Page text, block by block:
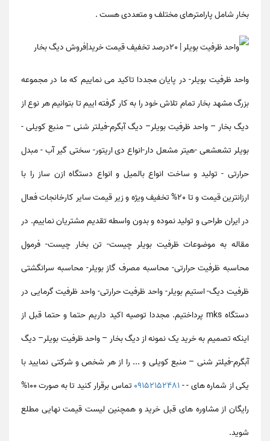
بخار شامل پارامترهای مختلف و متعددی هست .
واحد ظرفیت بویلر- در پایان مجددا تاکید می نماییم که ما در مجموعه
بزرگ مشهد بخار تمام تلاش خود را به کار گرفته اییم تا بتوانیم هر نوع از
دیگ بخار – واحد ظرفیت بویلر– دیگ آبگرم-فیلتر شنی – منبع کویلی -
بویلر تشعشعی -هیتر مشعل دار-انواع دی اریتور- سختی گیر آب - مبدل
حرارتی - تولید و ساخت انواع بالمیل و انواع دستگاه ازن ساز را با
ارزانترین قیمت و تا 20% تخفیف ویژه و زیر قیمت سایر کارخانجات فعال
در ایران طراحی و تولید نموده و بدون واسطه تقدیم مشتریان نماییم. در
مقاله به موضوعاتظرفیت بویلر چیست- تن بخار چیست- فرمول
محاسبه ظرفیت حرارتی- محاسبه مصرف گاز بویلر- محاسبه سرانگشتی
ظرفیت دیگ- استیم بویلر- واحد ظرفیت حرارتی- واحد ظرفیت گرمایی در
دستگاهmks پرداختیم. مجددا توصیه اکید داریم حتما و حتما قبل از
اینکه تصمیم به خرید یک نمونه از دیگ بخار – واحد ظرفیت بویلر– دیگ
آبگرم-فیلتر شنی – منبع کویلی و ... را از هر شخص و شرکتی نمایید با
یکی از شماره های - -09152152481
تماس برقرار کنید تا به صورت 100%
رایگان از مشاوره های قبل خرید و همچنین لیست قیمت نهایی مطلع
شوید.